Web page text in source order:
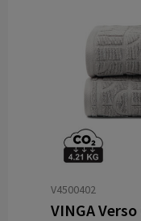
V4500402